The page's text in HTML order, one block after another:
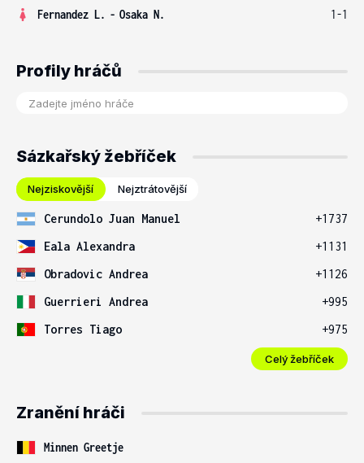
Fernandez L. - Osaka N. 1-1
Profily hráčů
Sázkařský žebříček
Nejziskovější Nejztrátovější
Cerundolo Juan Manuel
+1737
Eala Alexandra
+1131
Obradovic Andrea
+1126
Guerrieri Andrea
+995
Torres Tiago
+975
Celý žebříček
Zranění hráči
Minnen Greetje